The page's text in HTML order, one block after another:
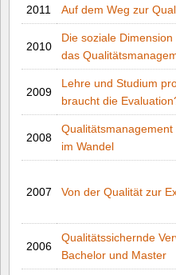
2011 Auf dem Weg zur
2010
Die soziale
das
2009
Lehre und Studium
braucht die
2008
im Wandel
2007 Von der Qualität zur
2006
Qualitätssichernde
Bachelor und Master